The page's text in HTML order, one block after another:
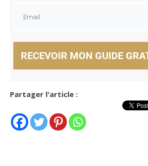
RECEVOIR MON GUIDE
Partager l'article :